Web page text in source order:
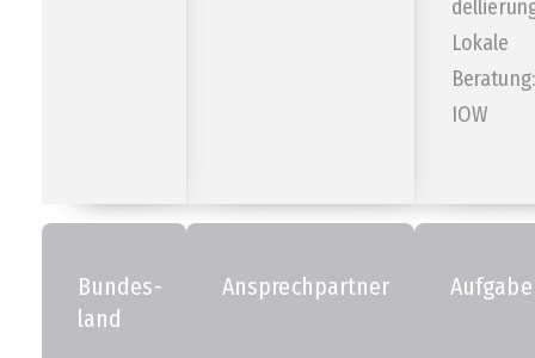
Lokale
Beratung:
IOW
Bundes-
land
Ansprechpartner